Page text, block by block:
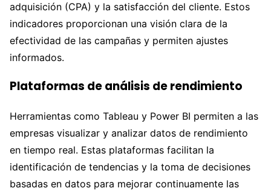
adquisición (CPA) y la satisfacción del cliente. Estos
indicadores proporcionan una visión clara de la
efectividad de las campañas y permiten ajustes
informados.
Plataformas de análisis de rendimiento
Herramientas como Tableau y Power BI permiten a las
empresas visualizar y analizar datos de rendimiento
en tiempo real. Estas plataformas facilitan la
identificación de tendencias y la toma de decisiones
basadas en datos para mejorar continuamente las